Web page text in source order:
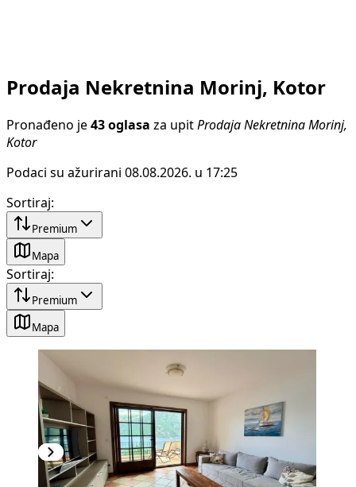
Prodaja Nekretnina Morinj, Kotor
Pronađeno je 43 oglasa za upit Prodaja Nekretnina Morinj,
Kotor
Podaci su ažurirani 08.08.2026. u 17:25
Sortiraj:
Premium
Mapa
Sortiraj:
Premium
Mapa